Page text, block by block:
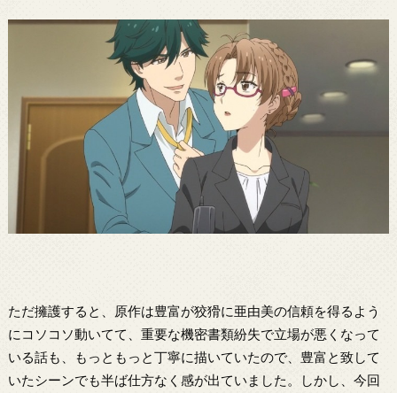
ただ擁護すると、原作は豊富が狡猾に亜由美の信頼を得るよう
にコソコソ動いてて、重要な機密書類紛失で立場が悪くなって
いる話も、もっともっと丁寧に描いていたので、豊富と致して
いたシーンでも半ば仕方なく感が出ていました。しかし、今回